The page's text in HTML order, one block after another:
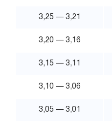
3,25 — 3,21
3,20 — 3,16
3,15 — 3,11
3,10 — 3,06
3,05 — 3,01